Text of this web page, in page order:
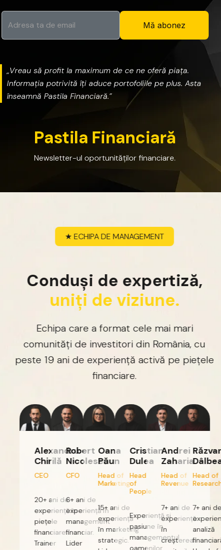
Mă abonez
„Vreau să profit la maximum de ce ne oferă piața.
Informația potrivită îți aduce portofoliile pe plus. Asta
înseamnă Pastila Financiară.”
Pastila Financiară
Newsletter-ul oportunităților financiare.
ECHIPADEMANAGEMENT
Conduși de e xpertiză,
uniți deviziune.
Echipa care a format cele mai mari
comunități de investitori din România, cu
peste 19 ani de experiență activă pe piețele
financiare.
Alexandru
Chirilă
CEO
20+ ani de
experiență în
piețele
financiare.
Trainer
Robert
Nicolescu
CFO
6+ ani de
experiență în
management
financiar.
Lider
Oana
Păun
Head of
Marketing
15+ ani de
experiență
în marketing
strategic.
Cristian
Dulea
Head
of
People
Experiență și
pasiune în
managementul
oamenilor.
Andrei
Zaharia
Head of
Revenue
ani de
experiență
în
creșterea
Răzvan
Dâlbea
Head of
Research
7+ ani de
experiență
analiză
financiară.